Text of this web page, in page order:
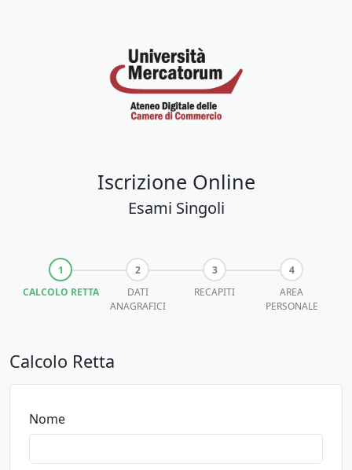
Iscrizione Online
Esami Singoli
CALCOLO RETTA
DATI
ANAGRAFICI
RECAPITI
AREA
PERSONALE
Calcolo Retta
Nome